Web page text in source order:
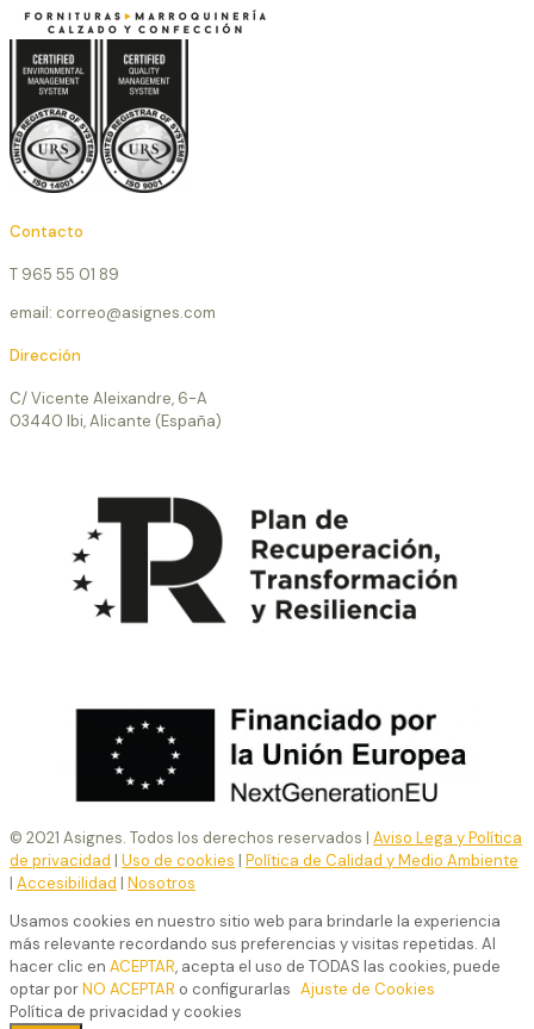
Contacto
T 965 55 01 89
email: correo@asignes.com
Dirección
C/ Vicente Aleixandre, 6-A
03440 Ibi, Alicante (España)
© 2021 Asignes. Todos los derechos reservados | Aviso Lega y Política
de privacidad | Uso de cookies | Política de Calidad y Medio Ambiente
| Accesibilidad | Nosotros
Usamos cookies en nuestro sitio web para brindarle la experiencia
más relevante recordando sus preferencias y visitas repetidas. Al
hacer clic en ACEPTAR, acepta el uso de TODAS las cookies, puede
optar porNO ACEPTAR o configurarlas Ajuste de Cookies
Política de privacidad y cookies